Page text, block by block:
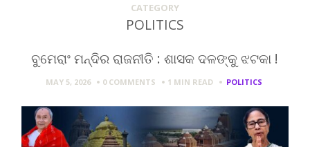
CATEGORY
POLITICS
ବୁମେରାଂ ମନ୍ଦିର ରାଜନୀତି : ଶାସକ ଦଳଙ୍କୁ ଝଟକା !
MAY 5, 2026 0 COMMENTS 1 MIN READ POLITICS